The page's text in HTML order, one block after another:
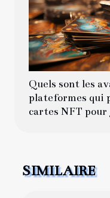
Quels sont les
plateformes qui
cartes NFT pour
SIMILAIRE